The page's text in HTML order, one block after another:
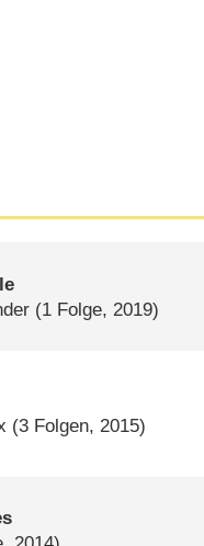
(1 Folge, 2019)
(3 Folgen, 2015)